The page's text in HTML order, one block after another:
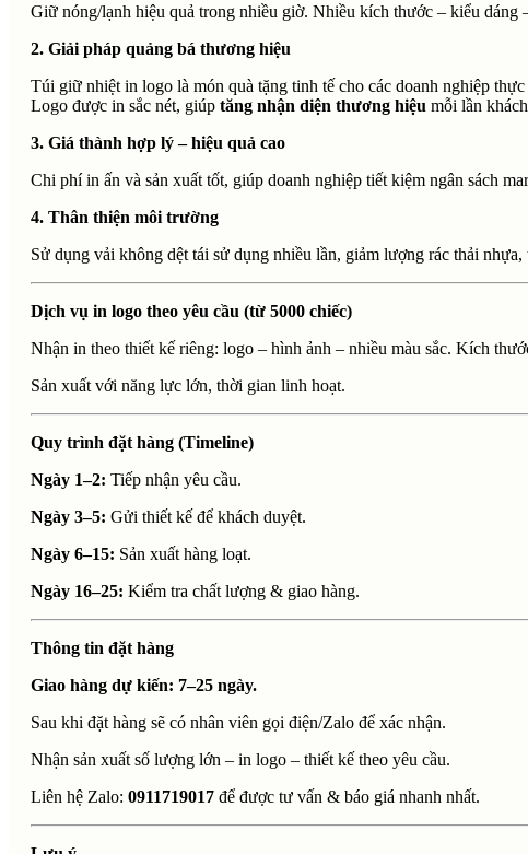
Giữ nóng/lạnh hiệu quả trong nhiều giờ. Nhiều kích thước – kiểu
2. Giải pháp quảng bá thương hiệu
Túi giữ nhiệt in logo là món quà tặng tinh tế cho các doanh nghiệp
Logo được in sắc nét, giúp tăng nhận diện thương hiệu mỗi lần
3. Giá thành hợp lý – hiệu quả cao
Chi phí in ấn và sản xuất tốt, giúp doanh nghiệp tiết kiệm ngân sách
4. Thân thiện môi trường
Sử dụng vải không dệt tái sử dụng nhiều lần, giảm lượng rác thải
Dịch vụ in logo theo yêu cầu (từ 5000 chiếc)
Nhận in theo thiết kế riêng: logo – hình ảnh – nhiều màu sắc. Kích
Sản xuất với năng lực lớn, thời gian linh hoạt.
Quy trình đặt hàng (Timeline)
Ngày 1–2: Tiếp nhận yêu cầu.
Ngày 3–5: Gửi thiết kế để khách duyệt.
Ngày 6–15: Sản xuất hàng loạt.
Ngày 16–25: Kiểm tra chất lượng & giao hàng.
Thông tin đặt hàng
Giao hàng dự kiến: 7–25 ngày.
Sau khi đặt hàng sẽ có nhân viên gọi điện/Zalo để xác nhận.
Nhận sản xuất số lượng lớn – in logo – thiết kế theo yêu cầu.
Liên hệ Zalo: 0911719017 để được tư vấn & báo giá nhanh nhất.